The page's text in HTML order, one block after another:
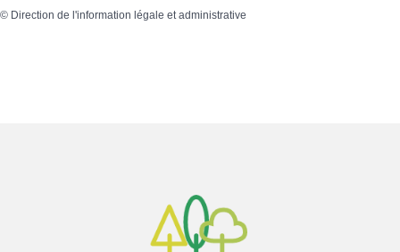
© Direction de l'information légale et administrative